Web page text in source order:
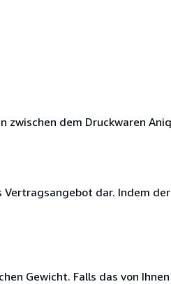
dem Druckwaren
dar. Indem der
Gewicht. Falls das von